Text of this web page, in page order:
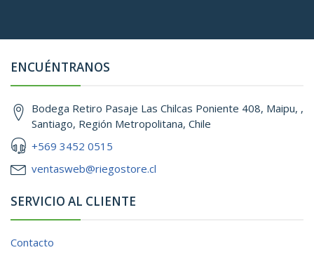
ENCUÉNTRANOS
Bodega Retiro Pasaje Las Chilcas Poniente 408, Maipu, ,
Santiago, Región Metropolitana, Chile
+569 3452 0515
ventasweb@riegostore.cl
SERVICIO AL CLIENTE
Contacto